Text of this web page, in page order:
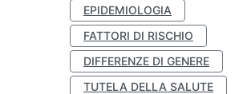
EPIDEMIOLOGIA
FATTORI DI RISCHIO
DIFFERENZE DI GENERE
TUTELA DELLA SALUTE